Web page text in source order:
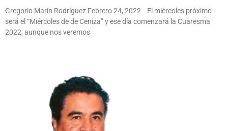
Gregorio Marín Rodríguez Febrero 24, 2022 El miércoles próximo
será el “Miércoles de de Ceniza” y ese día comenzará la Cuaresma
2022, aunque nos veremos